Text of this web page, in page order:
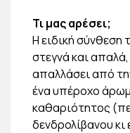
Τι μας αρέσει;
Η ειδική σύνθεση
στεγνά και
απαλλάσει από
ένα υπέροχο
καθαριότητος
δενδρολίβανου